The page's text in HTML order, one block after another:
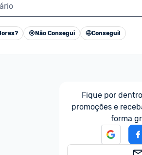
😢 Não Consegui 🤩Consegui!
Fique por
promoções e
forma